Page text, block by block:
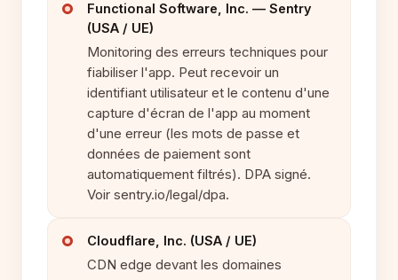
Functional Software, Inc. — Sentry
(USA / UE)
Monitoring des erreurs techniques pour
fiabiliser l'app. Peut recevoir un
identifiant utilisateur et le contenu d'une
capture d'écran de l'app au moment
d'une erreur (les mots de passe et
données de paiement sont
automatiquement filtrés). DPA signé.
Voir sentry.io/legal/dpa.
Cloudflare, Inc. (USA / UE)
CDN edge devant les domaines